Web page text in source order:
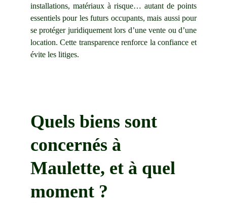
installations, matériaux à risque… autant de points
essentiels pour les futurs occupants, mais aussi pour
se protéger juridiquement lors d’une vente ou d’une
location. Cette transparence renforce la confiance et
évite les litiges.
Quels biens sont
concernés à
Maulette, et à quel
moment ?